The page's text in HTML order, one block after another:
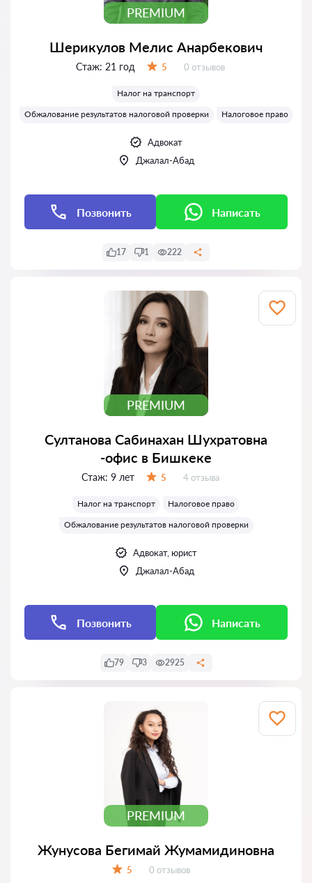
PREMIUM
Шерикулов Мелис Анарбекович
Стаж: 21 год 5 Отзывов:
0 отзывов
Налог на транспорт
Обжалование результатов налоговой проверки
Налоговое право
Адвокат
Джалал-Абад
Позвонить Написать
17 1 222
PREMIUM
Султанова Сабинахан Шухратовна
-офис в Бишкеке
Стаж: 9 лет 5 Отзывов:
4 отзыва
Налог на транспорт
Налоговое право
Обжалование результатов налоговой проверки
Адвокат, юрист
Джалал-Абад
Позвонить Написать
79 3 2925
PREMIUM
Жунусова Бегимай Жумамидиновна
5 Отзывов:
0 отзывов